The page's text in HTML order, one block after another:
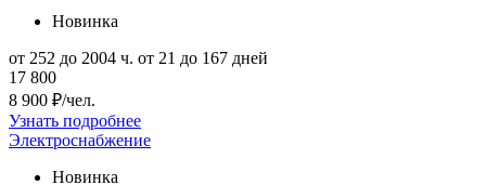
Новинка
от 252 до 2004 ч. от 21 до 167 дней
17 800
8 900 ₽/чел.
Узнать подробнее
Электроснабжение
Новинка